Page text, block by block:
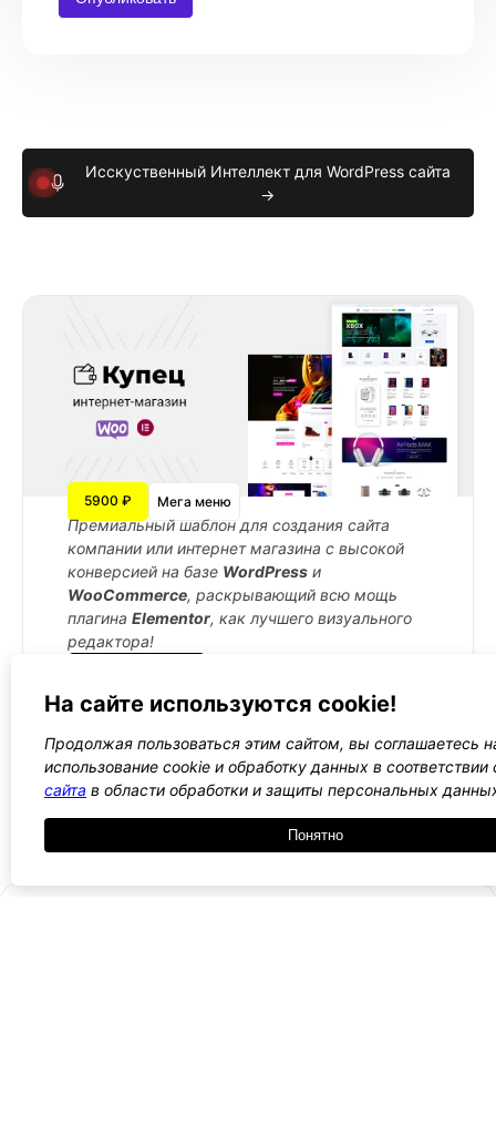
Исскуственный Интеллект для WordPress сайта
→
5900 ₽ Мега меню
Премиальный шаблон для создания сайта
компании или интернет магазина с высокой
конверсией на базе WordPress и
WooCommerce, раскрывающий всю мощь
плагина Elementor, как лучшего визуального
редактора!
← 1 2 3 4 5 →
На сайте используются cookie!
Продолжая пользоваться этим сайтом, вы соглашаетесь
использование cookie и обработку данных в соответствии
сайта в области обработки и защиты персональных
Понятно